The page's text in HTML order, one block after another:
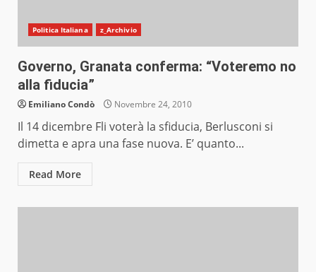
Politica Italiana z_Archivio
Governo, Granata conferma: “Voteremo no
alla fiducia”
Emiliano Condò Novembre 24, 2010
Il 14 dicembre Fli voterà la sfiducia, Berlusconi si
dimetta e apra una fase nuova. E’ quanto...
Read More